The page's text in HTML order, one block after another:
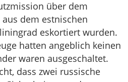
über dem
dem estnischen
eskortiert wurden.
hatten angeblich keinen
waren ausgeschaltet.
dass zwei russische